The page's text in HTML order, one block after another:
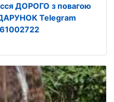
ДОРОГО з повагою
Telegram